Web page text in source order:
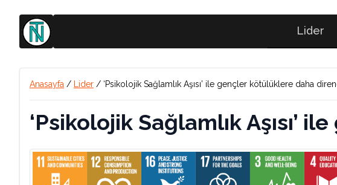
Lider
Anasayfa / Lider / ‘Psikolojik Sağlamlık Aşısı’ ile gençler kötülüklere daha
‘Psikolojik Sağlamlık